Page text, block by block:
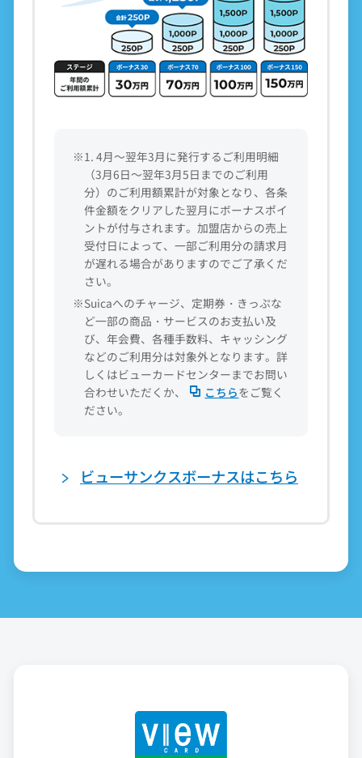
※1. 4月～翌年3月に発行するご利用明細
（3月6日～翌年3月5日までのご利用
分）のご利用額累計が対象となり、各条
件金額をクリアした翌月にボーナスポイ
ントが付与されます。加盟店からの売上
受付日によって、一部ご利用分の請求月
が遅れる場合がありますのでご了承くだ
さい。
※Suicaへのチャージ、定期券・きっぷな
ど一部の商品・サービスのお支払い及
び、年会費、各種手数料、キャッシング
などのご利用分は対象外となります。詳
しくはビューカードセンターまでお問い
合わせいただくか、
こちらをご覧く
ださい。
ビューサンクスボーナスはこちら